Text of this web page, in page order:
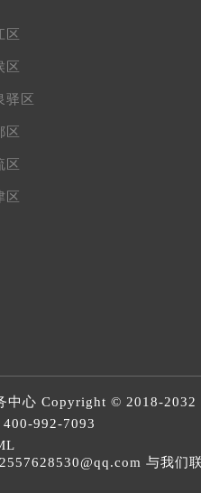
区
区
驿区
区
区
区
中心 Copyright © 2018-2032
400-992-7093
与我